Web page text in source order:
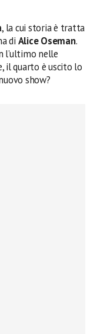
, la cui storia è tratta
di Alice Oseman.
l’ultimo nelle
il quarto è uscito lo
show?